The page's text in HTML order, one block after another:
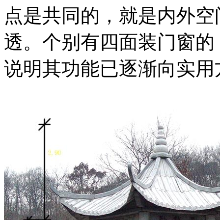
点是共同的，就是内外
透。个别有四面装门窗
说明其功能已逐渐向实